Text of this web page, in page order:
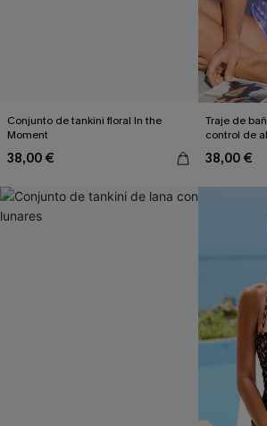
Conjunto de tankini floral In the
Moment
38,00 €
Traje de
control de
38,00 €